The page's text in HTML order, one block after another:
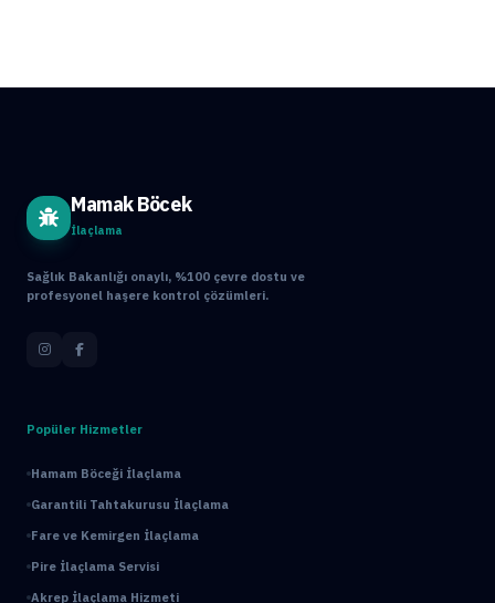
Mamak Böcek
İlaçlama
Sağlık Bakanlığı onaylı, %100 çevre dostu ve
profesyonel haşere kontrol çözümleri.
Popüler Hizmetler
Hamam Böceği İlaçlama
Garantili Tahtakurusu İlaçlama
Fare ve Kemirgen İlaçlama
Pire İlaçlama Servisi
Akrep İlaçlama Hizmeti